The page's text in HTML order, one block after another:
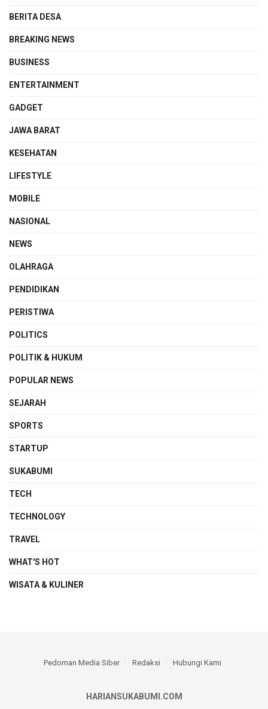
BERITA DESA
BREAKING NEWS
BUSINESS
ENTERTAINMENT
GADGET
JAWA BARAT
KESEHATAN
LIFESTYLE
MOBILE
NASIONAL
NEWS
OLAHRAGA
PENDIDIKAN
PERISTIWA
POLITICS
POLITIK & HUKUM
POPULAR NEWS
SEJARAH
SPORTS
STARTUP
SUKABUMI
TECH
TECHNOLOGY
TRAVEL
WHAT'S HOT
WISATA & KULINER
Pedoman Media Siber Redaksi Hubungi Kami
HARIANSUKABUMI.COM